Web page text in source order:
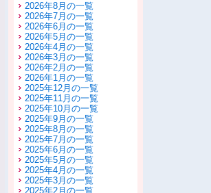
2026年8月の一覧
2026年7月の一覧
2026年6月の一覧
2026年5月の一覧
2026年4月の一覧
2026年3月の一覧
2026年2月の一覧
2026年1月の一覧
2025年12月の一覧
2025年11月の一覧
2025年10月の一覧
2025年9月の一覧
2025年8月の一覧
2025年7月の一覧
2025年6月の一覧
2025年5月の一覧
2025年4月の一覧
2025年3月の一覧
2025年2月の一覧